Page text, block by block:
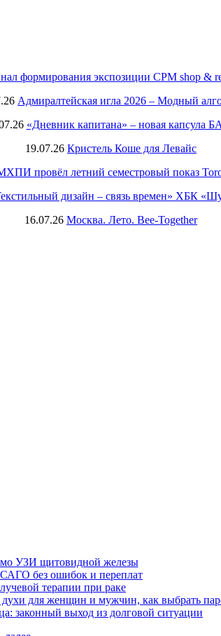
формирования экспозиции CPM shop &
Адмиралтейская игла 2026 – Модный
«Дневник капитана» – новая капсула
19.07.26 Кристель Коше для Левайс
провёл летний семестровый показ
дизайн – связь времен» ХБК
16.07.26 Москва. Лето. Bee-Together
УЗИ щитовидной железы
без ошибок и переплат
терапии при раке
для женщин и мужчин, как выбрать
законный выход из долговой ситуации